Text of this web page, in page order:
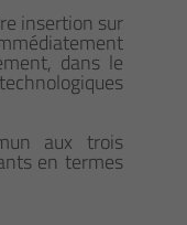
insertion sur
dans le
aux trois
en termes